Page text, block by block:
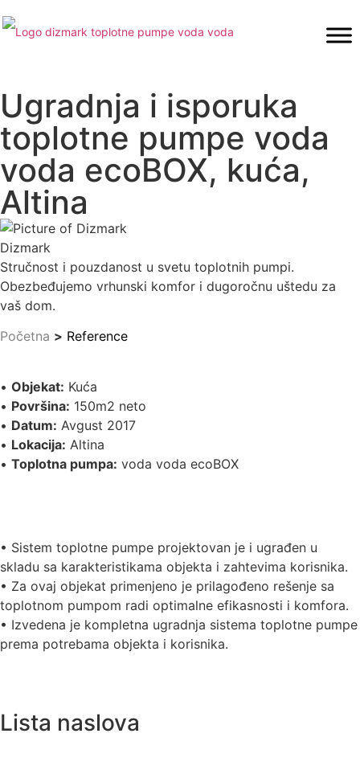
Ugradnja i isporuka
toplotne pumpe voda
voda ecoBOX, kuća,
Altina
Dizmark
Stručnost i pouzdanost u svetu toplotnih pumpi.
Obezbeđujemo vrhunski komfor i dugoročnu uštedu za
vaš dom.
Početna > Reference
• Objekat: Kuća
• Površina: 150m2 neto
• Datum: Avgust 2017
• Lokacija: Altina
• Toplotna pumpa: voda voda ecoBOX
• Sistem toplotne pumpe projektovan je i ugrađen u
skladu sa karakteristikama objekta i zahtevima korisnika.
• Za ovaj objekat primenjeno je prilagođeno rešenje sa
toplotnom pumpom radi optimalne efikasnosti i komfora.
• Izvedena je kompletna ugradnja sistema toplotne pumpe
prema potrebama objekta i korisnika.
Lista naslova